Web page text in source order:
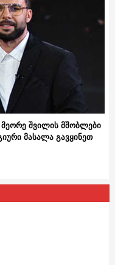
მეორე შვილის მშობლები
მასალა გავყინეთ